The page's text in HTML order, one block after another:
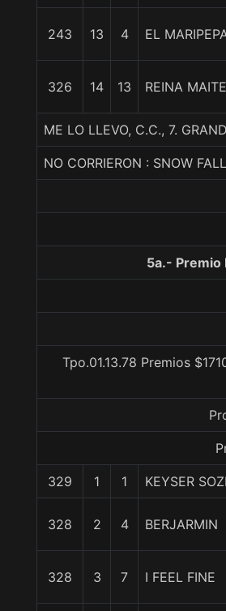
243 13 4 EL
326 14 13 REINA MAITE
ME LO LLEVO, C.C., 7.
NO CORRIERON : SNOW FALL
5a.- Premio
Tpo.01.13.78 Premios
329 1 1 KEYSER
328 2 4 BERJARMIN
328 3 7 I FEEL FINE